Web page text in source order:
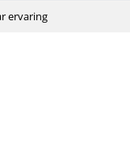
ervaring